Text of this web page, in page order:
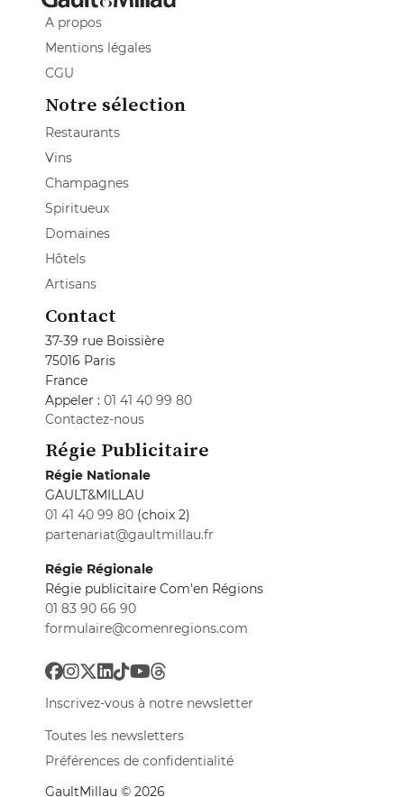
A propos
Mentions légales
CGU
Notre sélection
Restaurants
Vins
Champagnes
Spiritueux
Domaines
Hôtels
Artisans
Contact
37-39 rue Boissière
75016 Paris
France
Appeler : 01 41 40 99 80
Contactez-nous
Régie Publicitaire
Régie Nationale
GAULT&MILLAU
01 41 40 99 80 (choix 2)
partenariat@gaultmillau.fr
Régie Régionale
Régie publicitaire Com'en Régions
01 83 90 66 90
formulaire@comenregions.com
Inscrivez-vous à notre newsletter
Toutes les newsletters
Préférences de confidentialité
GaultMillau © 2026